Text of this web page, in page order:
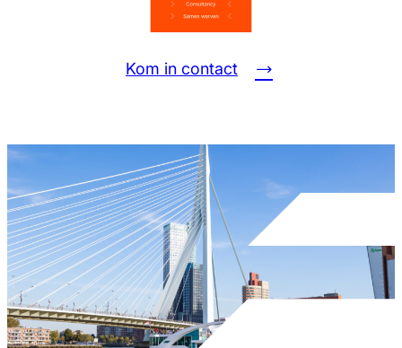
Kom in contact